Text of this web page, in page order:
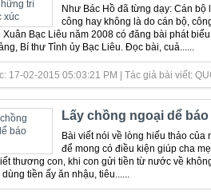
Như Bác Hồ đã từng dạy: Cán bộ
công hay không là do cán bộ,
Xuân Bạc Liêu năm 2008 có đăng bài phát
Bí thư Tỉnh ủy Bạc Liêu. Đọc bài, cuả......
17-02-2015 05:03:21 PM | Tác giả bài viết:
Lấy chồng ngoại dể báo
Bài viết nói về lòng hiếu thảo
để mong có điều kiện giúp cha
thương con, khi con gửi tiền từ nước về
tiền ấy ăn nhậu, tiêu......